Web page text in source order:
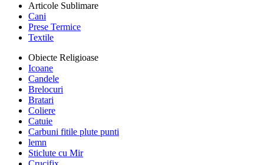
Articole Sublimare
Cani
Prese Termice
Textile
Obiecte Religioase
Icoane
Candele
Brelocuri
Bratari
Coliere
Catuie
Carbuni fitile plute punti
lemn
Sticlute cu Mir